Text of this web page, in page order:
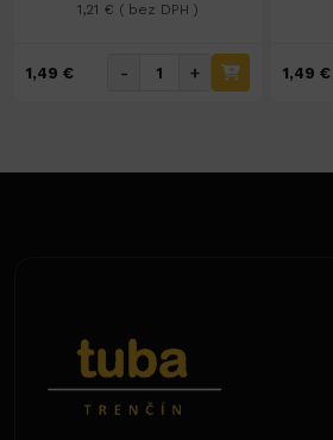
1,21 € ( bez DPH )
1,49 € - + 1,49 €